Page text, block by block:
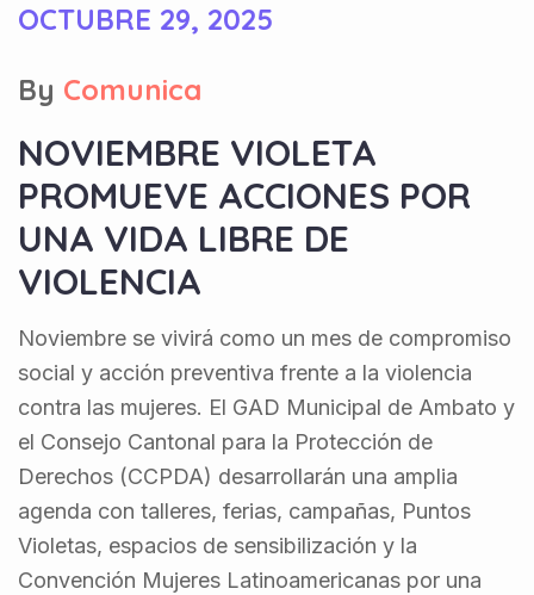
OCTUBRE 29, 2025
By Comunica
NOVIEMBRE VIOLETA
PROMUEVE ACCIONES POR
UNA VIDA LIBRE DE
VIOLENCIA
Noviembre se vivirá como un mes de compromiso
social y acción preventiva frente a la violencia
contra las mujeres. El GAD Municipal de Ambato y
el Consejo Cantonal para la Protección de
Derechos (CCPDA) desarrollarán una amplia
agenda con talleres, ferias, campañas, Puntos
Violetas, espacios de sensibilización y la
Convención Mujeres Latinoamericanas por una